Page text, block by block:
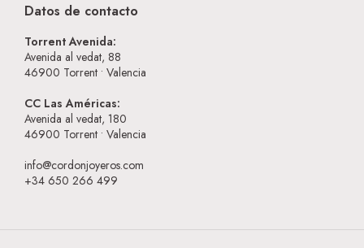
Datos de contacto
Torrent Avenida:
Avenida al vedat, 88
46900 Torrent • Valencia
CC Las Américas:
Avenida al vedat, 180
46900 Torrent • Valencia
info@cordonjoyeros.com
+34 650 266 499